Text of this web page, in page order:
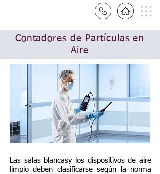
Contadores de Partículas en
Aire
Las salas blancasy los dispositivos de aire
limpio deben clasificarse según la norma